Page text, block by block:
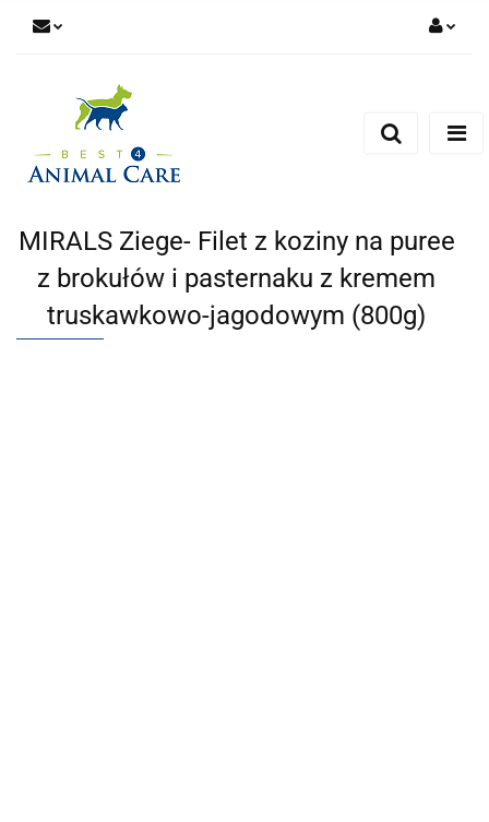
MIRALS Ziege- Filet z koziny na puree
z brokułów i pasternaku z kremem
truskawkowo-jagodowym (800g)